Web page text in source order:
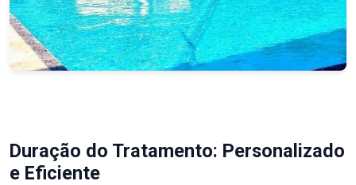
Duração do Tratamento: Personalizado
e Eficiente